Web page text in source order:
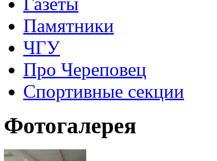
Памятники
ЧГУ
Про Череповец
Спортивные секции
Фотогалерея